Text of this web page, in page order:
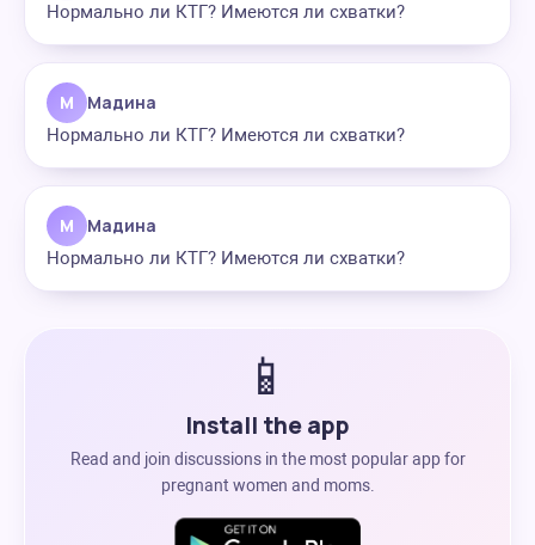
Нормально ли КТГ? Имеются ли схватки?
М Мадина
Нормально ли КТГ? Имеются ли схватки?
М Мадина
Нормально ли КТГ? Имеются ли схватки?
📱
Install the app
Read and join discussions in the most popular app for
pregnant women and moms.